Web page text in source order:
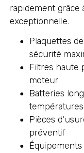
rapidement grâce
exceptionnelle.
Plaquettes
sécurité
Filtres haute
moteur
Batteries
Pièces
préventif